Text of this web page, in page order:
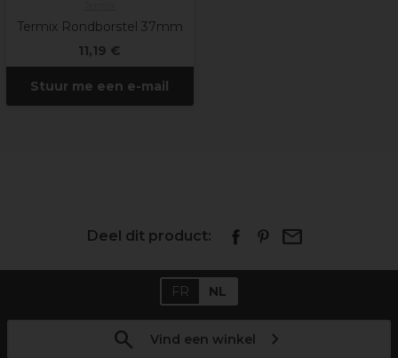
Termix Rondborstel 37mm
11,19 €
Stuur me een e-mail
Deel dit product:
FR NL
Vind een winkel